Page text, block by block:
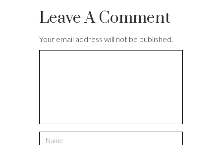
Leave A Comment
Your email address will not be published.